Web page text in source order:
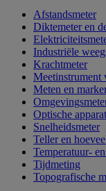
Afstandsmeter
Diktemeter en
Industriële
Krachtmeter
Meetinstrument
Meten en
Optische
Snelheidsmeter
Teller en
Temperatuur-
Tijdmeting
Topografische